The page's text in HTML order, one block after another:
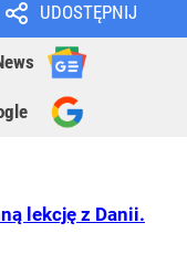
UDOSTĘPNIJ
lekcję z Danii.